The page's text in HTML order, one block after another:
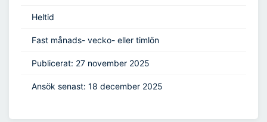
Heltid
Fast månads- vecko- eller timlön
Publicerat: 27 november 2025
Ansök senast: 18 december 2025